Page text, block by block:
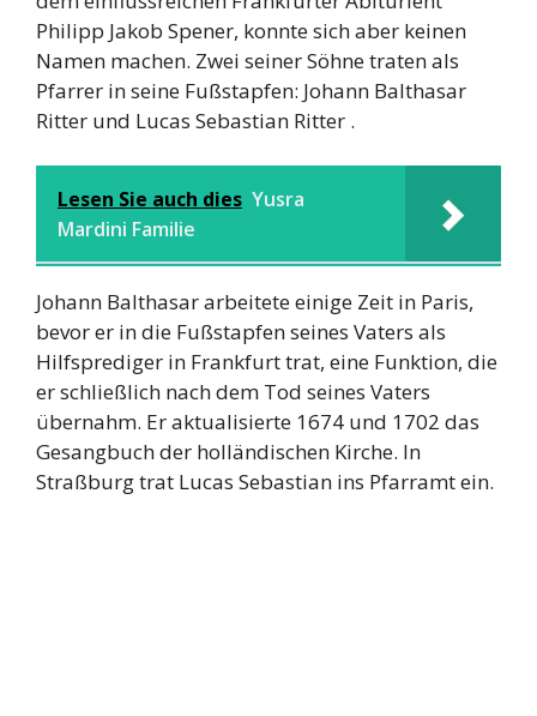
Philipp Jakob Spener, konnte sich aber keinen
Namen machen. Zwei seiner Söhne traten als
Pfarrer in seine Fußstapfen: Johann Balthasar
Ritter und Lucas Sebastian Ritter .
Lesen Sie auch dies Yusra
Mardini Familie
Johann Balthasar arbeitete einige Zeit in Paris,
bevor er in die Fußstapfen seines Vaters als
Hilfsprediger in Frankfurt trat, eine Funktion, die
er schließlich nach dem Tod seines Vaters
übernahm. Er aktualisierte 1674 und 1702 das
Gesangbuch der holländischen Kirche. In
Straßburg trat Lucas Sebastian ins Pfarramt ein.